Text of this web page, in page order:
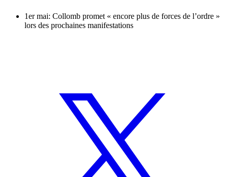
1er mai: Collomb promet « encore plus de forces de l’ordre »
lors des prochaines manifestations